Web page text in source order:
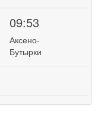
09:53
Аксено-
Бутырки